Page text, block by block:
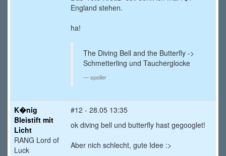
England stehen.
ha!
The Diving Bell and the Butterfly ->
Schmetterling und Taucherglocke
spoiler
K�nig
Bleistift mit
Licht
RANG Lord of
Luck
#12 - 28.05 13:35
ok diving bell und butterfly hast gegooglet!
Aber nich schlecht, gute Idee :>